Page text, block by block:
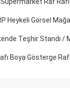
Heykeli Görsel
Teşhir Standı /
Boya Gösterge